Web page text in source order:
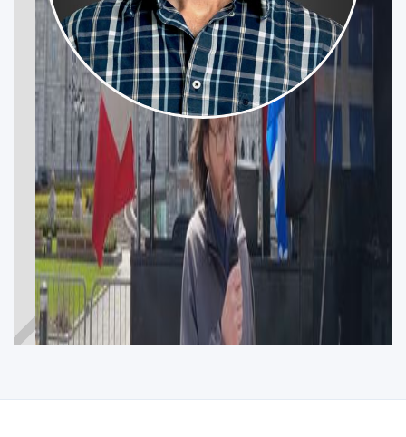
SIMON FRENETTE
PORTNEUF—JACQUES-CARTIER
Participez